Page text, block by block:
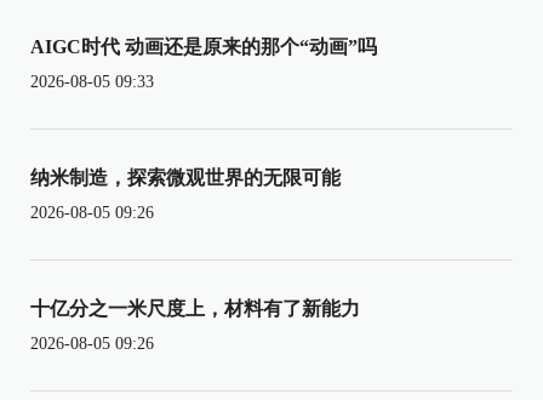
AIGC时代 动画还是原来的那个“动画”吗
2026-08-05 09:33
纳米制造，探索微观世界的无限可能
2026-08-05 09:26
十亿分之一米尺度上，材料有了新能力
2026-08-05 09:26